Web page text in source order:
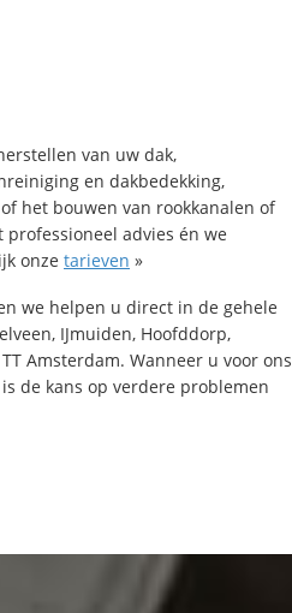
van uw dak,
en dakbedekking,
het bouwen van rookkanalen of
advies én we
onze tarieven »
we helpen u direct in de gehele
IJmuiden, Hoofddorp,
Amsterdam. Wanneer u voor ons
de kans op verdere problemen